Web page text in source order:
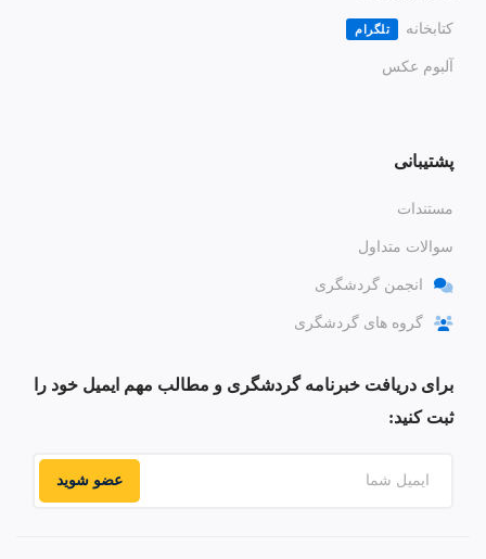
کتابخانه تلگرام
آلبوم عکس
پشتیبانی
مستندات
سوالات متداول
انجمن گردشگری
گروه های گردشگری
برای دریافت خبرنامه گردشگری و مطالب مهم ایمیل خود را
ثبت کنید:
عضو شوید